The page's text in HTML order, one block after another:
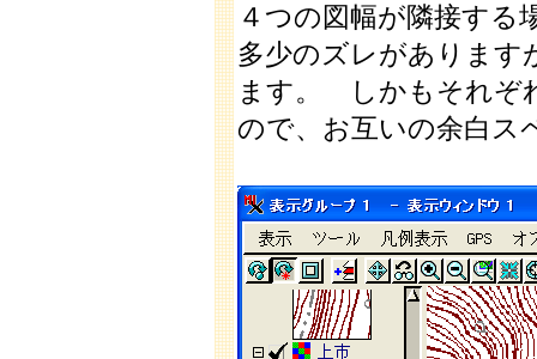
４つの図幅が隣接する
多少のズレがあります
ます。 しかもそれぞ
ので、お互いの余白ス